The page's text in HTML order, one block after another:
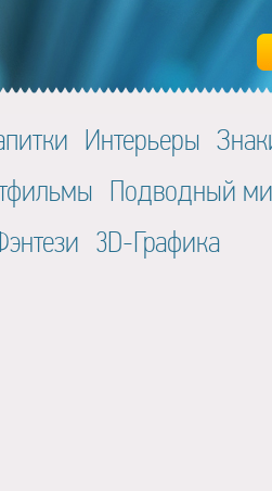
Интерьеры
Подводный
3D-Графика